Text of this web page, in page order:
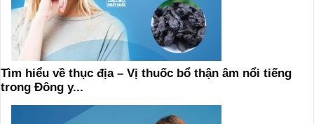
Tìm hiểu về thục địa – Vị thuốc bổ thận âm nổi tiếng
trong Đông y...